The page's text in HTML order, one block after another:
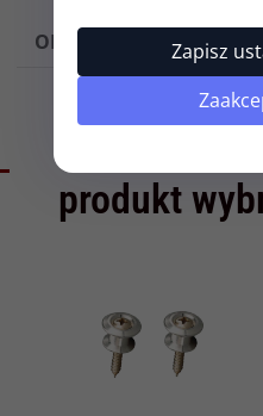
OPINIE
produkt
Zapisz